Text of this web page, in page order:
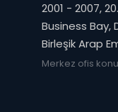
2001 - 2007,
Business Bay,
Birleşik Arap
Merkez ofis